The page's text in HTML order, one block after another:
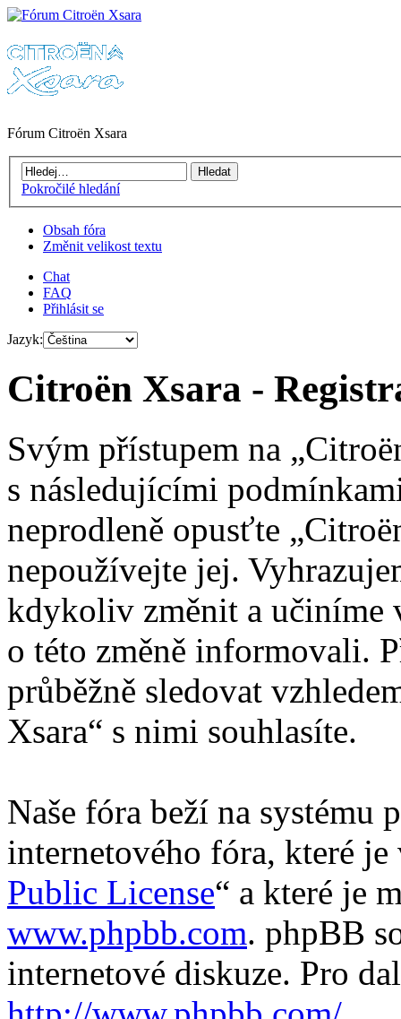
Fórum Citroën Xsara
Pokročilé hledání
Obsah fóra
Změnit velikost textu
Chat
FAQ
Přihlásit se
Jazyk:
Citroën Xsara -
Svým přístupem na
s následujícími
neprodleně opusťte
nepoužívejte jej.
kdykoliv změnit a učiníme
o této změně informovali.
průběžně sledovat
Xsara“ s nimi souhlasíte.
Naše fóra beží na systému
internetového fóra, které
Public License“ a které je
www.phpbb.com. phpBB
internetové diskuze. Pro